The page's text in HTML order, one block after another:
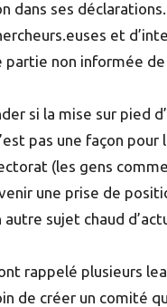
dans ses
et
partie non informée
si la mise sur pied
pas une façon
(les gens
une prise de
sujet chaud
rappelé plusieurs
de créer un comité